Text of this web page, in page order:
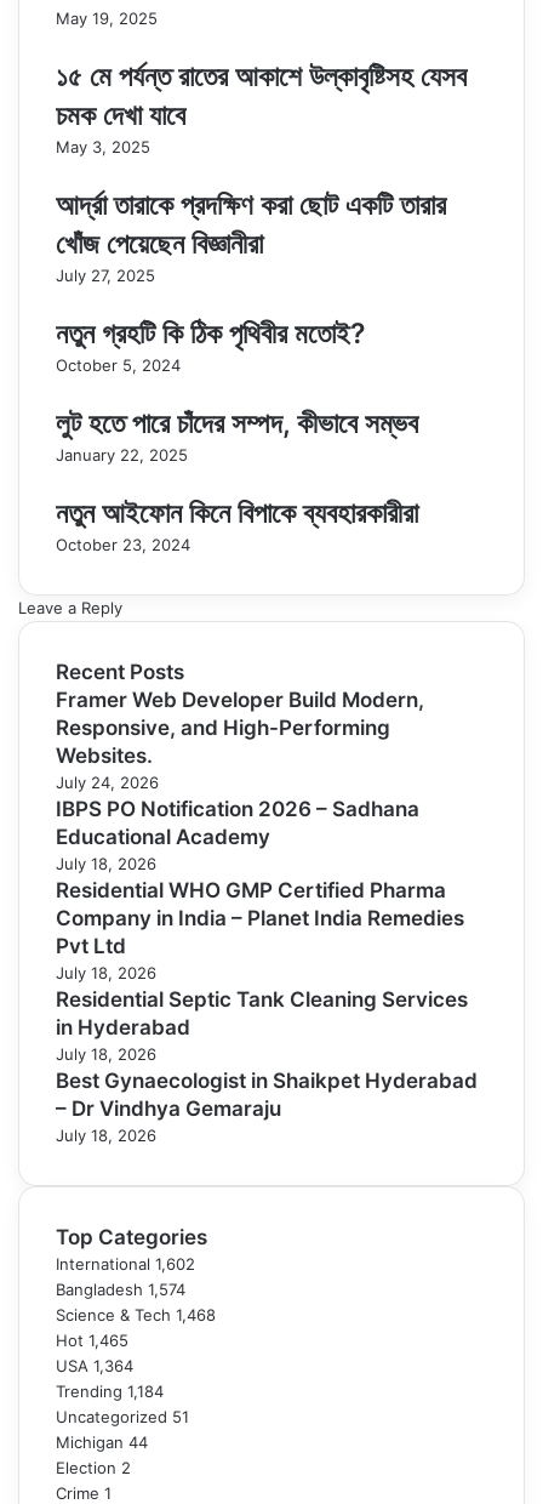
May 19, 2025
১৫ মে পর্যন্ত রাতের আকাশে উল্কাবৃষ্টিসহ যেসব
চমক দেখা যাবে
May 3, 2025
আর্দ্রা তারাকে প্রদক্ষিণ করা ছোট একটি তারার
খোঁজ পেয়েছেন বিজ্ঞানীরা
July 27, 2025
নতুন গ্রহটি কি ঠিক পৃথিবীর মতোই?
October 5, 2024
লুট হতে পারে চাঁদের সম্পদ, কীভাবে সম্ভব
January 22, 2025
নতুন আইফোন কিনে বিপাকে ব্যবহারকারীরা
October 23, 2024
Leave a Reply
Recent Posts
Framer Web Developer Build Modern,
Responsive, and High-Performing
Websites.
July 24, 2026
IBPS PO Notification 2026 – Sadhana
Educational Academy
July 18, 2026
Residential WHO GMP Certified Pharma
Company in India – Planet India Remedies
Pvt Ltd
July 18, 2026
Residential Septic Tank Cleaning Services
in Hyderabad
July 18, 2026
Best Gynaecologist in Shaikpet Hyderabad
– Dr Vindhya Gemaraju
July 18, 2026
Top Categories
International 1,602
Bangladesh 1,574
Science & Tech 1,468
Hot 1,465
USA 1,364
Trending 1,184
Uncategorized 51
Michigan 44
Election 2
Crime 1